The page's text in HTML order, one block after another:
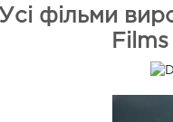
фільми
Films